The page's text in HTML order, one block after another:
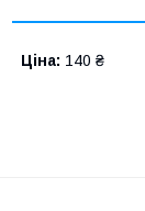
Ціна: 140 ₴